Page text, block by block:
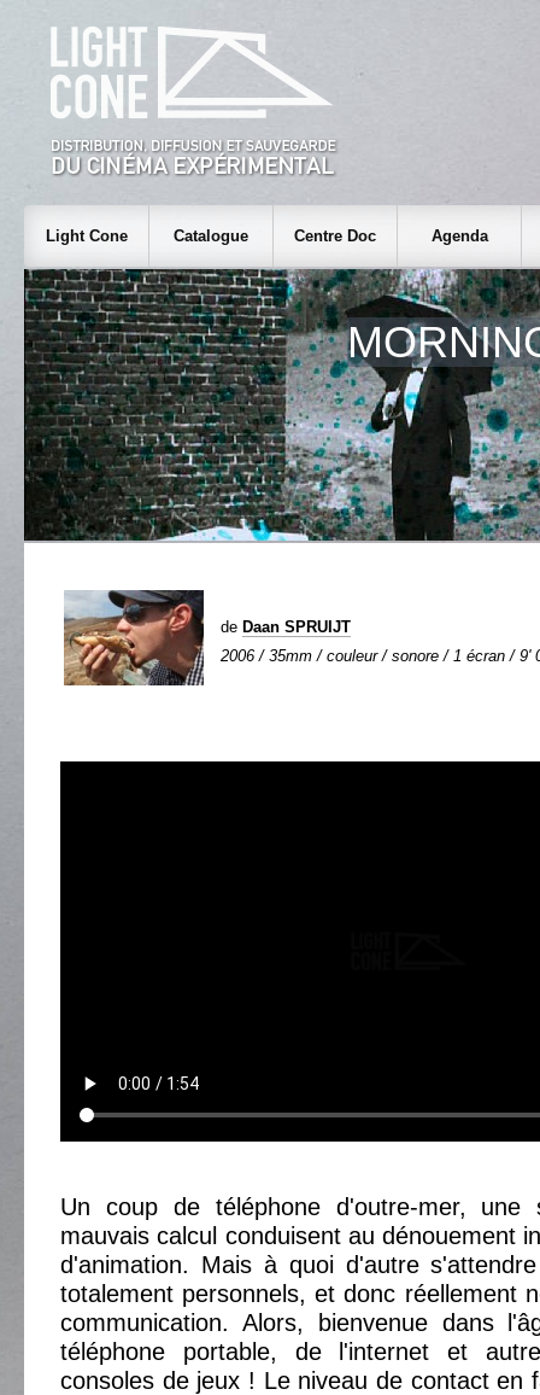
Light Cone Catalogue Centre Doc Agenda
de Daan SPRUIJT
2006 / 35mm / couleur / sonore / 1 écran / 9'
Un coup de téléphone d'outre-mer, une
mauvais calcul conduisent au dénouement
d'animation. Mais à quoi d'autre
totalement personnels, et donc réellement
communication. Alors, bienvenue dans
téléphone portable, de l'internet et
consoles de jeux ! Le niveau de contact en